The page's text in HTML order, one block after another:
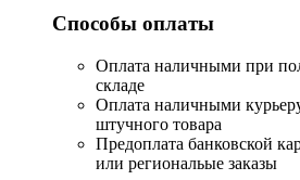
Способы оплаты
Оплата наличными при
складе
Оплата наличными
штучного товара
Предоплата банковской
или региональые заказы